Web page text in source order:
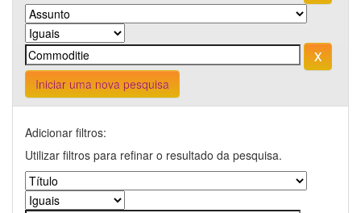
Iniciar uma nova pesquisa
Adicionar filtros:
Utilizar filtros para refinar o resultado da pesquisa.